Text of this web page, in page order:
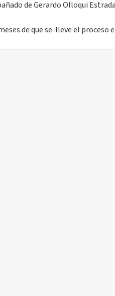
de Gerardo Olloqui
de que se lleve el